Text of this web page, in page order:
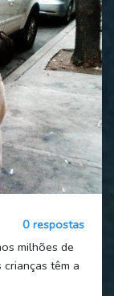
0 respostas
milhões de
crianças têm a